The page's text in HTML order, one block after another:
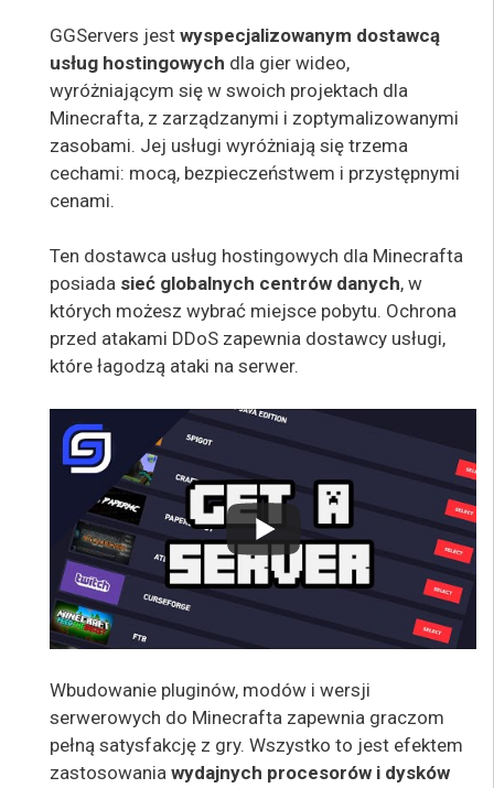
GGServers jest wyspecjalizowanym dostawcą
usług hostingowych dla gier wideo,
wyróżniającym się w swoich projektach dla
Minecrafta, z zarządzanymi i zoptymalizowanymi
zasobami. Jej usługi wyróżniają się trzema
cechami: mocą, bezpieczeństwem i przystępnymi
cenami.
Ten dostawca usług hostingowych dla Minecrafta
posiada sieć globalnych centrów danych, w
których możesz wybrać miejsce pobytu. Ochrona
przed atakami DDoS zapewnia dostawcy usługi,
które łagodzą ataki na serwer.
Wbudowanie pluginów, modów i wersji
serwerowych do Minecrafta zapewnia graczom
pełną satysfakcję z gry. Wszystko to jest efektem
zastosowania wydajnych procesorów i dysków